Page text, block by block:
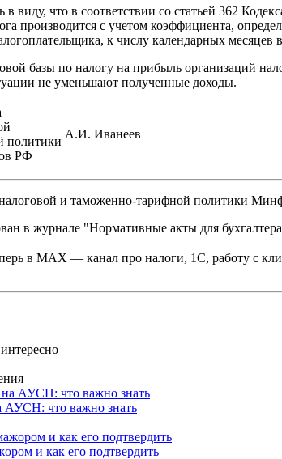
виду, что в соответствии со статьей 362
производится с учетом коэффициента,
к числу календарных
базы по налогу на прибыль организаций
не уменьшают полученные доходы.
политики
РФ
А.И. Иванеев
и таможенно-тарифной политики
в журнале "Нормативные акты для
в MAX — канал про налоги, 1С, работу с
АУСН: что важно знать
и как его подтвердить